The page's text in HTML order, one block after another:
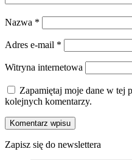
Nazwa *
Adres e-mail *
Witryna internetowa
Zapamiętaj moje dane w tej
kolejnych komentarzy.
Zapisz się do newslettera